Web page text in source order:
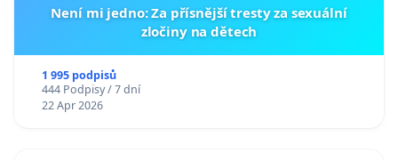
Není mi jedno: Za přísnější tresty za sexuální
zločiny na dětech
1 995 podpisů
444 Podpisy / 7 dní
22 Apr 2026